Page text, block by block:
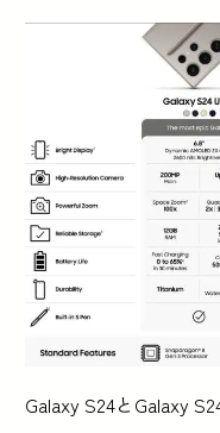
Galaxy S24とGalaxy